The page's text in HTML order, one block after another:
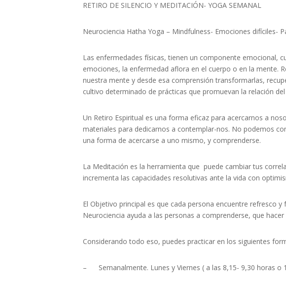
RETIRO DE SILENCIO Y MEDITACIÓN- YOGA SEMANAL
Neurociencia Hatha Yoga – Mindfulness- Emociones difíciles-
Las enfermedades físicas, tienen un componente emocional,
emociones, la enfermedad aflora en el cuerpo o en la mente.
nuestra mente y desde esa comprensión transformarlas,
cultivo determinado de prácticas que promuevan la relación
Un Retiro Espiritual es una forma eficaz para acercarnos a
materiales para dedicarnos a contemplar-nos. No podemos
una forma de acercarse a uno mismo, y comprenderse.
La Meditación es la herramienta que puede cambiar tus
incrementa las capacidades resolutivas ante la vida con
El Objetivo principal es que cada persona encuentre refresco
Neurociencia ayuda a las personas a comprenderse, que
Considerando todo eso, puedes practicar en los siguientes
– Semanalmente. Lunes y Viernes ( a las 8,15- 9,30 horas o